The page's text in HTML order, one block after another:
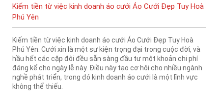
Kiếm tiền từ việc kinh doanh áo cưới Áo Cưới Đẹp Tuy Hoà
Phú Yên
Kiếm tiền từ việc kinh doanh áo cưới Áo Cưới Đẹp Tuy Hoà
Phú Yên. Cưới xin là một sự kiện trọng đại trong cuộc đời, và
hầu hết các cặp đôi đều sẵn sàng đầu tư một khoản chi phí
đáng kể cho ngày lễ này. Điều này tạo cơ hội cho nhiều ngành
nghề phát triển, trong đó kinh doanh áo cưới là một lĩnh vực
không thể thiếu.